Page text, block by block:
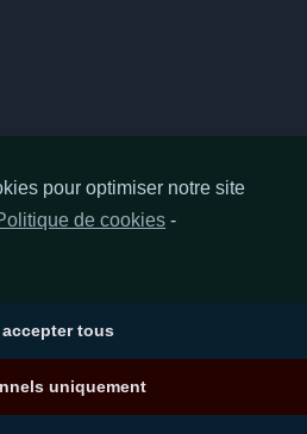
pour optimiser notre site
de cookies -
accepter tous
uniquement